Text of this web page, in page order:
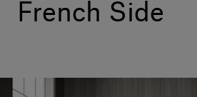
Ambienti
French Side